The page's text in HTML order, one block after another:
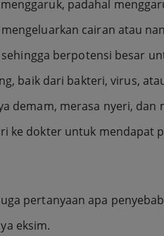
padahal
cairan atau
berpotensi besar
baik dari bakteri, virus,
demam, merasa nyeri,
ke dokter untuk mendapat
pertanyaan apa
eksim.